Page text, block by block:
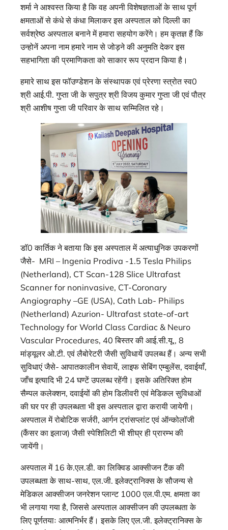
शर्मा ने आश्वस्त किया है कि वह अपनी विशेषज्ञताओं के साथ पूर्ण
क्षमताओं से कंधे से कंधा मिलाकर इस अस्पताल को दिल्ली का
सर्वश्रेष्ठ अस्पताल बनाने में हमारा सहयोग करेंगे। हम कृतज्ञ हैं कि
उन्होनें अपना नाम हमारे नाम से जोड़ने की अनुमति देकर इस
सहभागिता की प्रमाणिकता को साकार रूप प्रदान किया है।
हमारे साथ इस फॉउण्डेशन के संस्थापक एवं प्रेरणा स्त्रोत स्व0
श्री आई.पी. गुप्ता जी के सपुत्र श्री विजय कुमार गुप्ता जी एवं पौत्र
श्री आशीष गुप्ता जी परिवार के साथ सम्मिलित रहे।
डाॅ0 कार्तिक ने बताया कि इस अस्पताल में अत्याधुनिक उपकरणों
जैसे- MRI – Ingenia Prodiva -1.5 Tesla Philips
(Netherland), CT Scan-128 Slice Ultrafast
Scanner for noninvasive, CT-Coronary
Angiography –GE (USA), Cath Lab- Philips
(Netherland) Azurion- Ultrafast state-of-art
Technology for World Class Cardiac & Neuro
Vascular Procedures, 40 बिस्तर की आई.सी.यू., 8
मांड्यूलर ओ.टी. एवं लैबोरेटरी जैसी सुविधायें उपलब्ध हैं। अन्य सभी
सुविधाएं जैसे- आपातकालीन सेवायें, लाइफ सेबिंग एम्बुलेंस, दवाईयाँ,
जाँच इत्यादि भी 24 घण्टें उपलब्ध रहेंगी। इसके अतिरिक्त होम
सैम्पल कलेक्शन, दवाईयों की होम डिलीवरी एवं मेडिकल सुविधाओं
की घर पर ही उपलब्धता भी इस अस्पताल द्वारा करायी जायेगी।
अस्पताल में रोबोटिक सर्जरी, आर्गन ट्रांसप्लांट एवं ऑन्कोलॉजी
(कैंसर का इलाज) जैसी स्पेशिलिटी भी शीघ्र ही प्रारम्भ की
जायेंगी।
अस्पताल में 16 के.एल.डी. का लिक्विड आक्सीजन टैंक की
उपलब्धता के साथ-साथ, एल.जी. इलेक्ट्रानिक्स के सौजन्य से
मेडिकल आक्सीजन जनरेशन प्लान्ट 1000 एल.पी.एम. क्षमता का
भी लगाया गया है, जिससे अस्पताल आक्सीजन की उपलब्धता के
लिए पूर्णतयाः आत्मनिर्भर हैं। इसके लिए एल.जी. इलेक्ट्रानिक्स के